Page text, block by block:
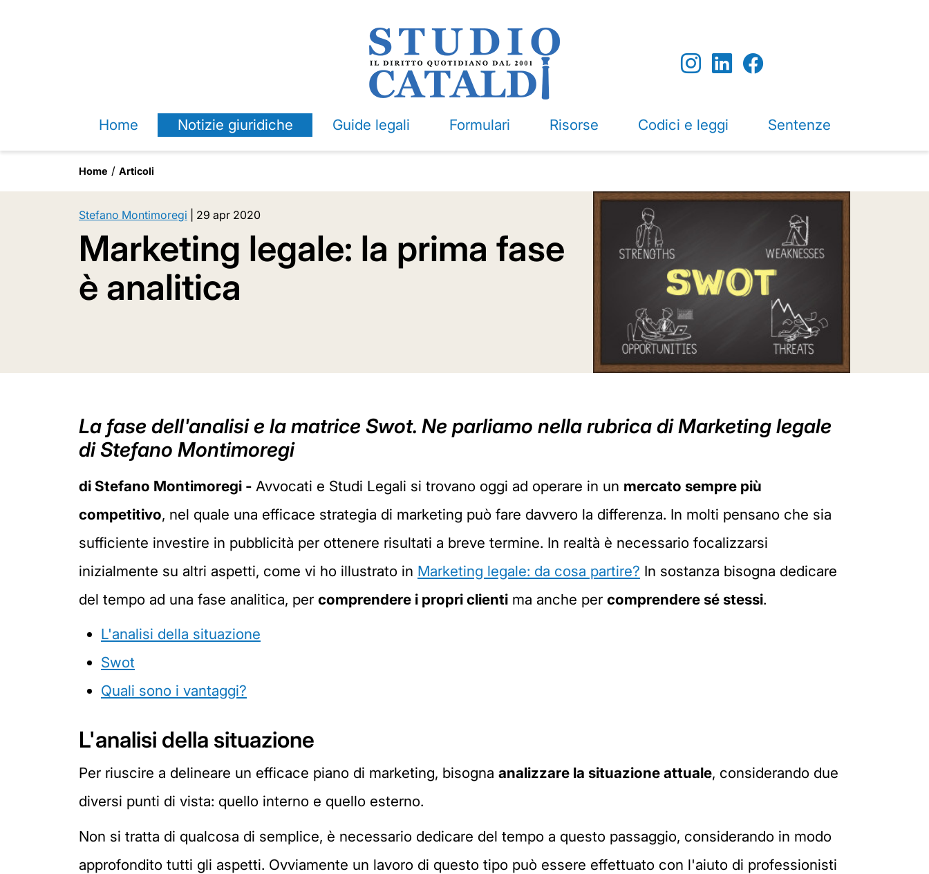
Home Notizie giuridiche Guide legali Formulari Risorse Codici e leggi Sentenze
Home Articoli
Stefano Montimoregi 29 apr 2020
Marketing legale: la prima fase
è analitica
La fase dell'analisi e la matrice Swot. Ne parliamo nella rubrica di Marketing legale
di Stefano Montimoregi
di Stefano Montimoregi - Avvocati e Studi Legali si trovano oggi ad operare in un mercato sempre più
competitivo, nel quale una efficace strategia di marketing può fare davvero la differenza. In molti pensano che sia
sufficiente investire in pubblicità per ottenere risultati a breve termine. In realtà è necessario focalizzarsi
inizialmente su altri aspetti, come vi ho illustrato in Marketing legale: da cosa partire? In sostanza bisogna dedicare
del tempo ad una fase analitica, per comprendere i propri clienti ma anche per comprendere sé stessi.
L'analisi della situazione
Swot
Quali sono i vantaggi?
L'analisi della situazione
Per riuscire a delineare un efficace piano di marketing, bisogna analizzare la situazione attuale, considerando due
diversi punti di vista: quello interno e quello esterno.
Non si tratta di qualcosa di semplice, è necessario dedicare del tempo a questo passaggio, considerando in modo
approfondito tutti gli aspetti. Ovviamente un lavoro di questo tipo può essere effettuato con l'aiuto di professionisti